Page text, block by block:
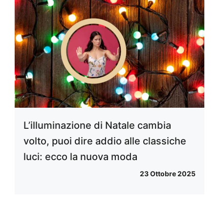
L’illuminazione di Natale cambia
volto, puoi dire addio alle classiche
luci: ecco la nuova moda
23 Ottobre 2025